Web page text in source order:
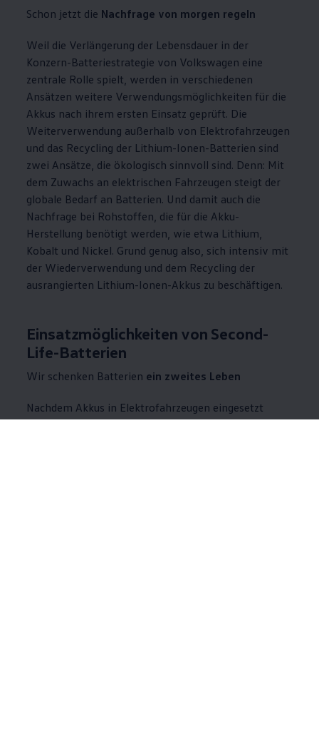
Schon jetzt die Nachfrage von morgen regeln
Weil die Verlängerung der Lebensdauer in der
Konzern-Batteriestrategie von Volkswagen eine
zentrale Rolle spielt, werden in verschiedenen
Ansätzen weitere Verwendungsmöglichkeiten für die
Akkus nach ihrem ersten Einsatz geprüft. Die
Weiterverwendung außerhalb von Elektrofahrzeugen
und das Recycling der Lithium-Ionen-Batterien sind
zwei Ansätze, die ökologisch sinnvoll sind. Denn: Mit
dem Zuwachs an elektrischen Fahrzeugen steigt der
globale Bedarf an Batterien. Und damit auch die
Nachfrage bei Rohstoffen, die für die Akku-
Herstellung benötigt werden, wie etwa Lithium,
Kobalt und Nickel. Grund genug also, sich intensiv mit
der Wiederverwendung und dem Recycling der
ausrangierten Lithium-Ionen-Akkus zu beschäftigen.
Einsatzmöglichkeiten von Second-
Life-Batterien
Wir schenken Batterien ein zweites Leben
Nachdem Akkus in Elektrofahrzeugen eingesetzt
wurden, ist die Leistung der Stromspeicher für andere